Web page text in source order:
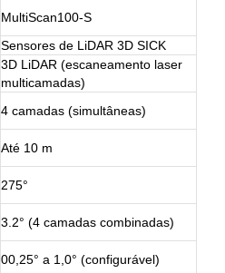
MultiScan100-S
Sensores de LiDAR 3D SICK
3D LiDAR (escaneamento laser
multicamadas)
4 camadas (simultâneas)
Até 10 m
275°
3.2° (4 camadas combinadas)
00,25° a 1,0° (configurável)